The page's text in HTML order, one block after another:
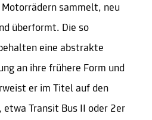
sammelt, neu
überformt. Die so
eine abstrakte
an ihre frühere Form und
er im Titel auf den
etwa Transit Bus II oder 2er